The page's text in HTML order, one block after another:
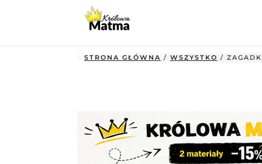
STRONA GŁÓWNA / WSZYSTKO /